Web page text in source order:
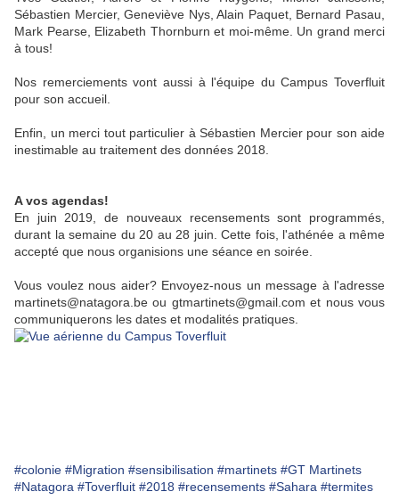
Sébastien Mercier, Geneviève Nys, Alain Paquet, Bernard Pasau,
Mark Pearse, Elizabeth Thornburn et moi-même. Un grand merci
à tous!
Nos remerciements vont aussi à l'équipe du Campus Toverfluit
pour son accueil.
Enfin, un merci tout particulier à Sébastien Mercier pour son aide
inestimable au traitement des données 2018.
A vos agendas!
En juin 2019, de nouveaux recensements sont programmés,
durant la semaine du 20 au 28 juin. Cette fois, l'athénée a même
accepté que nous organisions une séance en soirée.
Vous voulez nous aider? Envoyez-nous un message à l'adresse
martinets@natagora.be ou gtmartinets@gmail.com et nous vous
communiquerons les dates et modalités pratiques.
#colonie #Migration #sensibilisation #martinets #GT Martinets
#Natagora #Toverfluit #2018 #recensements #Sahara #termites